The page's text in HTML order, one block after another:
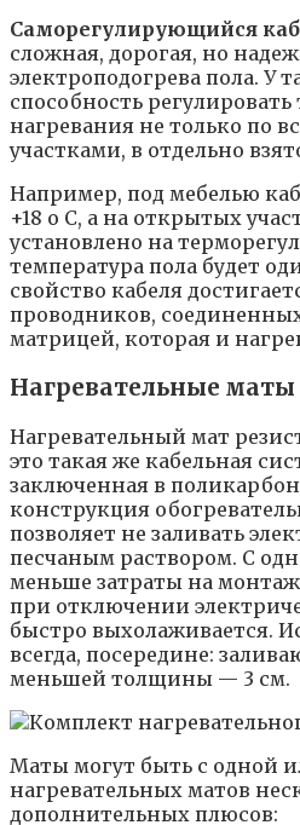
Саморегулирующийся
сложная, дорогая, но
электроподогрева пола. У
способность регулировать
нагревания не только по
участками, в отдельно
Например, под мебелью
+18 o С, а на открытых
установлено на
температура пола будет
свойство кабеля
проводников,
матрицей, которая и
Нагревательные маты
Нагревательный мат
это такая же кабельная
заключенная в
конструкция
позволяет не заливать
песчаным раствором. С
меньше затраты на
при отключении
быстро выхолаживается.
всегда, посередине:
меньшей толщины — 3 см.
Маты могут быть с одной
нагревательных матов
дополнительных плюсов: